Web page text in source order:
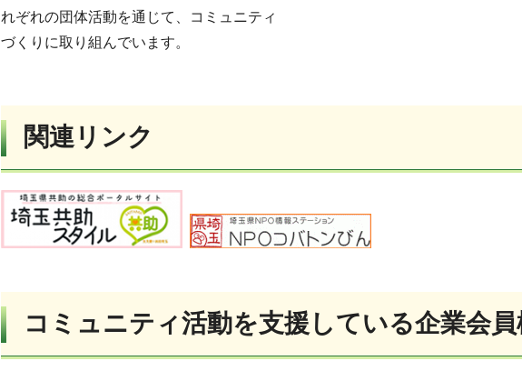
れぞれの団体活動を通じて、コミュニティ
づくりに取り組んでいます。
関連リンク
コミュニティ活動を支援している企業会員